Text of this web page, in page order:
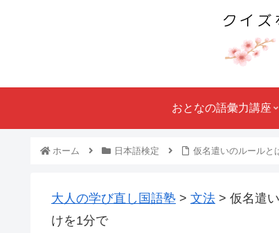
おとなの語彙力講座
ホーム 日本語検定 仮名遣いのルールと
大人の学び直し国語塾 > 文法 > 仮名遣
けを1分で